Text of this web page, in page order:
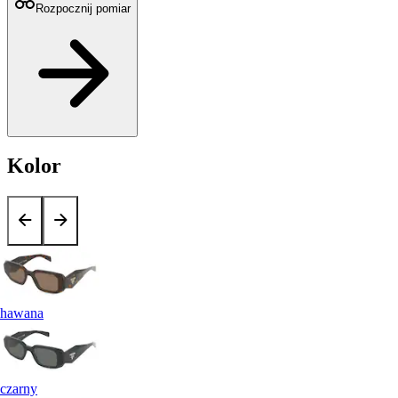
Rozpocznij pomiar
Kolor
hawana
czarny